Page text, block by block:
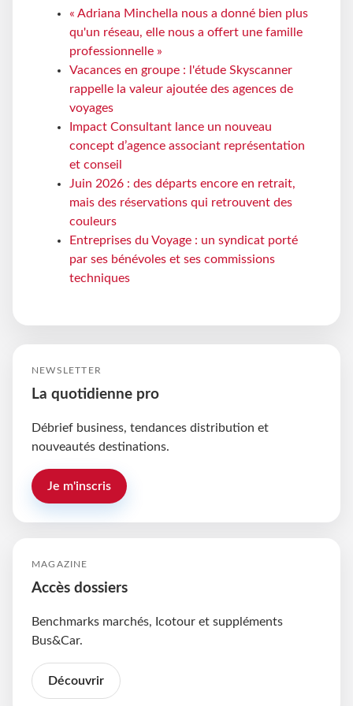
« Adriana Minchella nous a donné bien plus
qu'un réseau, elle nous a offert une famille
professionnelle »
Vacances en groupe : l'étude Skyscanner
rappelle la valeur ajoutée des agences de
voyages
Impact Consultant lance un nouveau
concept d’agence associant représentation
et conseil
Juin 2026 : des départs encore en retrait,
mais des réservations qui retrouvent des
couleurs
Entreprises du Voyage : un syndicat porté
par ses bénévoles et ses commissions
techniques
NEWSLETTER
La quotidienne pro
Débrief business, tendances distribution et
nouveautés destinations.
Je m'inscris
MAGAZINE
Accès dossiers
Benchmarks marchés, Icotour et suppléments
Bus&Car.
Découvrir